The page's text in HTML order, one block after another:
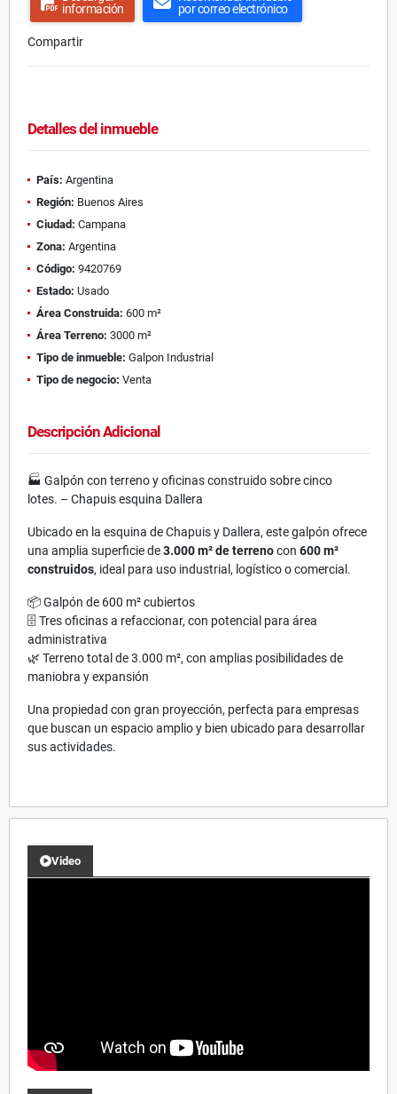
información
por correo electrónico
Compartir
Detalles del inmueble
País: Argentina
Región: Buenos Aires
Ciudad: Campana
Zona: Argentina
Código: 9420769
Estado: Usado
Área Construida: 600 m²
Área Terreno: 3000 m²
Tipo de inmueble: Galpon Industrial
Tipo de negocio: Venta
Descripción Adicional
🏭 Galpón con terreno y oficinas construido sobre cinco
lotes. – Chapuis esquina Dallera
Ubicado en la esquina de Chapuis y Dallera, este galpón ofrece
una amplia superficie de3.000 m² de terrenocon 600 m²
construidos, ideal para uso industrial, logístico o comercial.
📦 Galpón de 600 m² cubiertos
🗄️ Tres oficinas a refaccionar, con potencial para área
administrativa
🌿 Terreno total de 3.000 m², con amplias posibilidades de
maniobra y expansión
Una propiedad con gran proyección, perfecta para empresas
que buscan un espacio amplio y bien ubicado para desarrollar
sus actividades.
Video